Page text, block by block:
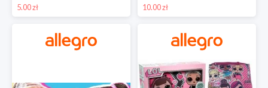
5.00 zł 10.00 zł